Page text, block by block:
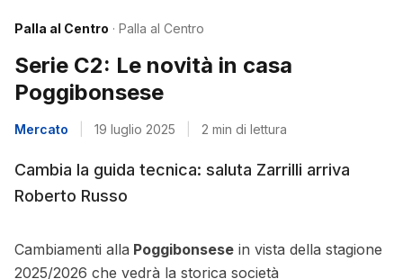
Palla al Centro · Palla al Centro
Serie C2: Le novità in casa
Poggibonsese
Mercato 19 luglio 2025 2 min di lettura
Cambia la guida tecnica: saluta Zarrilli arriva
Roberto Russo
Cambiamenti alla Poggibonsese in vista della stagione
2025/2026 che vedrà la storica società